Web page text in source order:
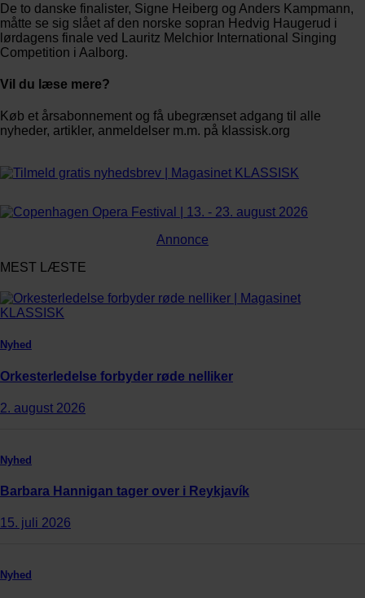
De to danske finalister, Signe Heiberg og Anders Kampmann,
måtte se sig slået af den norske sopran Hedvig Haugerud i
lørdagens finale ved Lauritz Melchior International Singing
Competition i Aalborg.
Vil du læse mere?
Køb et årsabonnement og få ubegrænset adgang til alle
nyheder, artikler, anmeldelser m.m. på klassisk.org
Annonce
MEST LÆSTE
Nyhed
Orkesterledelse forbyder røde nelliker
2. august 2026
Nyhed
Barbara Hannigan tager over i Reykjavík
15. juli 2026
Nyhed